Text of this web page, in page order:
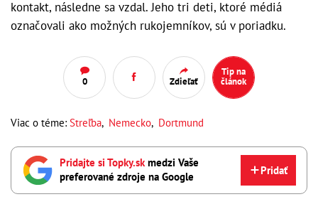
kontakt, následne sa vzdal. Jeho tri deti, ktoré médiá
označovali ako možných rukojemníkov, sú v poriadku.
0 Zdieľať
Tip na
článok
Viac o téme: Streľba, Nemecko, Dortmund
Pridajte si Topky.skmedzi Vaše
preferované zdroje na Google
Pridať